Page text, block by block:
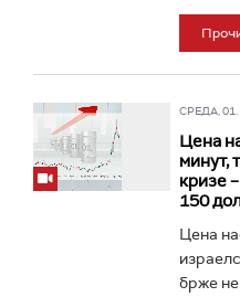
СРЕДА, 01.
Цена
минут,
кризе
150
Цена
брже